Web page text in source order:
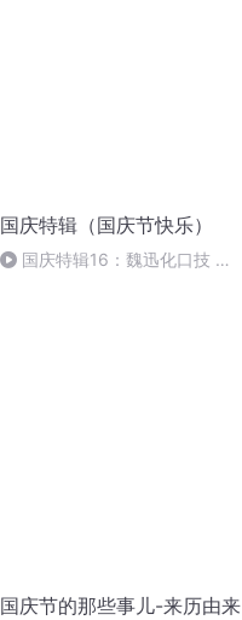
国庆特辑（国庆节快乐）
国庆特辑16：魏迅化口技 二
国庆节的那些事儿-来历由来